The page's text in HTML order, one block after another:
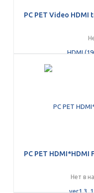
PC PET Video HDMI
PC PET HDMI*HDMI
Нет в